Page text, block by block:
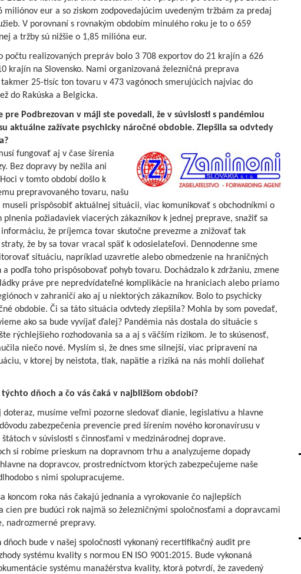
miliónov eur a so ziskom zodpovedajúcim uvedeným tržbám za predaj
V porovnaní s rovnakým obdobím minulého roku je to o 659
a tržby sú nižšie o 1,85 milióna eur.
počtu realizovaných prepráv bolo 3 708 exportov do 21 krajín a 626
krajín na Slovensko. Nami organizovaná železničná preprava
25-tisíc ton tovaru v 473 vagónoch smerujúcich najviac do
do Rakúska a Belgicka.
pre Podbrezovan v máji ste povedali, že v súvislosti s pandémiou
aktuálne zažívate psychicky náročné obdobie. Zlepšila sa odvtedy
fungovať aj v čase šírenia
Bez dopravy by nežila ani
v tomto období došlo k
prepravovaného tovaru, našu
museli prispôsobiť aktuálnej situácii, viac komunikovať s obchodníkmi o
plnenia požiadaviek viacerých zákazníkov k jednej preprave, snažiť sa
že príjemca tovar skutočne prevezme a znižovať tak
že by sa tovar vracal späť k odosielateľovi. Dennodenne sme
situáciu, napríklad uzavretie alebo obmedzenie na hraničných
a podľa toho prispôsobovať pohyb tovaru. Dochádzalo k zdržaniu, zmene
práve pre nepredvídateľné komplikácie na hraniciach alebo priamo
v zahraničí ako aj u niektorých zákazníkov. Bolo to psychicky
obdobie. Či sa táto situácia odvtedy zlepšila? Mohla by som povedať,
ako sa bude vyvíjať ďalej? Pandémia nás dostala do situácie s
rýchlejšieho rozhodovania sa a aj s väčším rizikom. Je to skúsenosť,
niečo nové. Myslím si, že dnes sme silnejší, viac pripravení na
v ktorej by neistota, tlak, napätie a riziká na nás mohli doliehať
týchto dňoch a čo vás čaká v najbližšom období?
doteraz, musíme veľmi pozorne sledovať dianie, legislatívu a hlavne
zabezpečenia prevencie pred šírením nového koronavírusu v
v súvislosti s činnosťami v medzinárodnej doprave.
si robíme prieskum na dopravnom trhu a analyzujeme dopady
na dopravcov, prostredníctvom ktorých zabezpečujeme naše
s nimi spolupracujeme.
koncom roka nás čakajú jednania a vyrokovanie čo najlepších
cien pre budúci rok najmä so železničnými spoločnosťami a dopravcami
nadrozmerné prepravy.
dňoch bude v našej spoločnosti vykonaný recertifikačný audit pre
systému kvality s normou EN ISO 9001:2015. Bude vykonaná
systému manažérstva kvality, ktorá potvrdí, že zavedený